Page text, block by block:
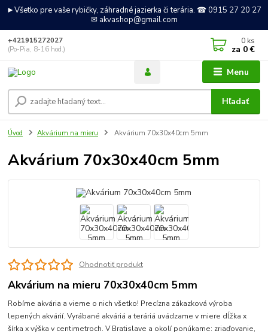
►Všetko pre vaše rybičky, záhradné jazierka či terária. ☎ 0915 27 20 27
✉ akvashop@gmail.com
Menu
Hľadať
+421915272027
(Po-Pia, 8-16 hod.)
0 ks
za 0 €
Úvod Akvárium na mieru Akvárium 70x30x40cm 5mm
Akvárium 70x30x40cm 5mm
Ohodnotiť produkt
Akvárium na mieru 70x30x40cm 5mm
Robíme akvária a vieme o nich všetko! Precízna zákazková výroba
lepených akvárií. Vyrábané akváriá a teráriá uvádzame v miere dĺžka x
šírka x výška v centimetroch. V Bratislave a okolí ponúkame: zriaďovanie,